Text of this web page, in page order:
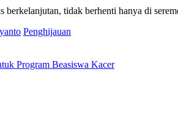
tidak berhenti hanya di
Penghijauan
Program Beasiswa Kacer